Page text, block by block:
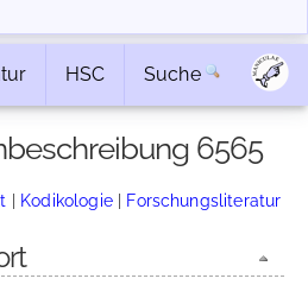
HSC Suche
6565
| Kodikologie| Forschungsliteratur